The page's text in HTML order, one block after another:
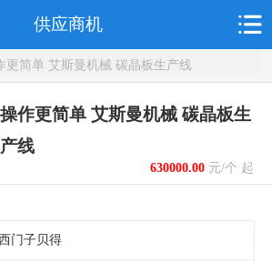
供应商机
更简单 艾斯曼机械 碳晶板生产线
操作更简单 艾斯曼机械 碳晶板生
产线
630000.00元/个 起
门子贝得